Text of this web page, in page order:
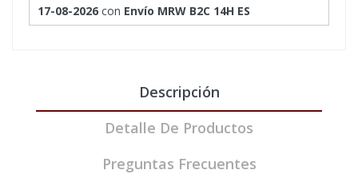
17-08-2026 con Envío MRW B2C 14H ES
Descripción
Detalle De Productos
Preguntas Frecuentes